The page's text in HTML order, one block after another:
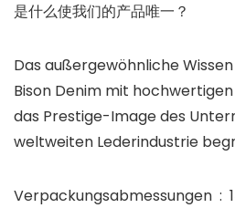
是什么使我们的产品唯一？
Das außergewöhnliche
Bison Denim mit
das Prestige-Image des
weltweiten Lederindustrie
Verpackungsabmessungen ‏ : ‎ 14,4 x 12,4 x 5,69 cm;